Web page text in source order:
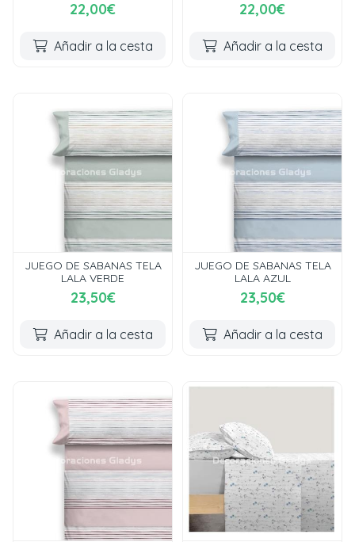
22,00€
Añadir a la cesta
22,00€
Añadir a la cesta
JUEGO DE SABANAS TELA
LALA VERDE
23,50€
Añadir a la cesta
JUEGO DE SABANAS TELA
LALA AZUL
23,50€
Añadir a la cesta